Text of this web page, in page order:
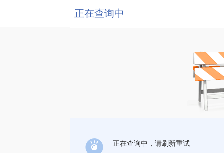
正在查询中
正在查询中，请刷新重试